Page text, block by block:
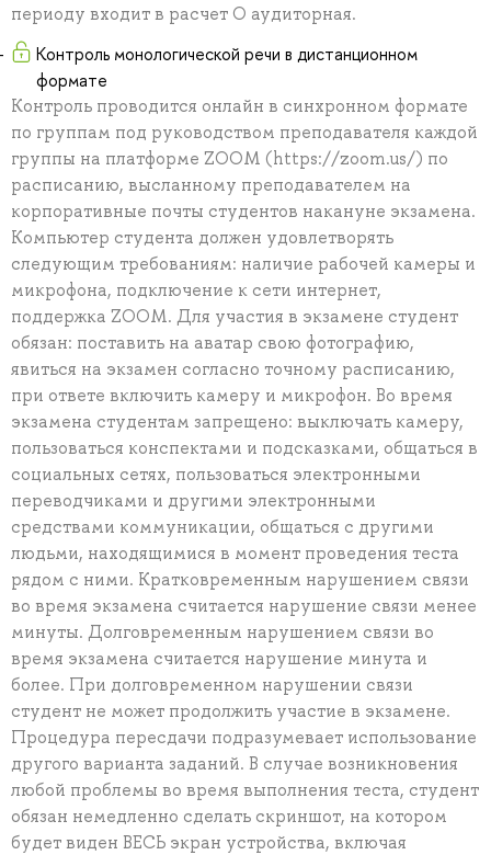
периоду входит в расчет О аудиторная.
Контроль монологической речи в дистанционном
формате
Контроль проводится онлайн в синхронном формате
по группам под руководством преподавателя каждой
группы на платформе ZOOM (https://zoom.us/) по
расписанию, высланному преподавателем на
корпоративные почты студентов накануне экзамена.
Компьютер студента должен удовлетворять
следующим требованиям: наличие рабочей камеры и
микрофона, подключение к сети интернет,
поддержка ZOOM. Для участия в экзамене студент
обязан: поставить на аватар свою фотографию,
явиться на экзамен согласно точному расписанию,
при ответе включить камеру и микрофон. Во время
экзамена студентам запрещено: выключать камеру,
пользоваться конспектами и подсказками, общаться в
социальных сетях, пользоваться электронными
переводчиками и другими электронными
средствами коммуникации, общаться с другими
людьми, находящимися в момент проведения теста
рядом с ними. Кратковременным нарушением связи
во время экзамена считается нарушение связи менее
минуты. Долговременным нарушением связи во
время экзамена считается нарушение минута и
более. При долговременном нарушении связи
студент не может продолжить участие в экзамене.
Процедура пересдачи подразумевает использование
другого варианта заданий. В случае возникновения
любой проблемы во время выполнения теста, студент
обязан немедленно сделать скриншот, на котором
будет виден ВЕСЬ экран устройства, включая